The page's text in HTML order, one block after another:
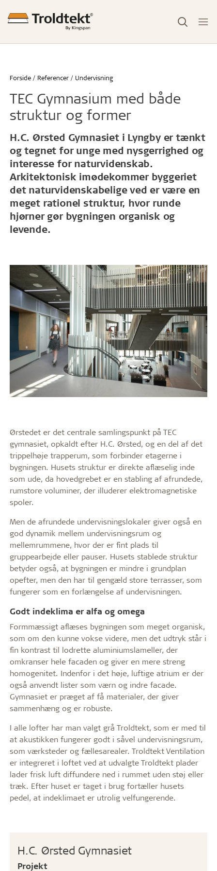
Forside Referencer Undervisning
TEC Gymnasium med både
struktur og former
H.C. Ørsted Gymnasiet i Lyngby er tænkt
og tegnet for unge med nysgerrighed og
interesse for naturvidenskab.
Arkitektonisk imødekommer byggeriet
det naturvidenskabelige ved er være en
meget rationel struktur, hvor runde
hjørner gør bygningen organisk og
levende.
H.C. Ørsted Gymnasiet
Projekt
Ørstedet er det centrale samlingspunkt på TEC
gymnasiet, opkaldt efter H.C. Ørsted, og en del af det
trippelhøje trapperum, som forbinder etagerne i
bygningen. Husets struktur er direkte aflæselig inde
som ude, da hovedgrebet er en stabling af afrundede,
rumstore voluminer, der illuderer elektromagnetiske
spoler.
Men de afrundede undervisningslokaler giver også en
god dynamik mellem undervisningsrum og
mellemrummene, hvor der er fint plads til
gruppearbejde eller pauser. Husets stablede struktur
betyder også, at bygningen er mindre i grundplan
opefter, men den har til gengæld store terrasser, som
fungerer som en forlængelse af undervisningen.
Godt indeklima er alfa og omega
Formmæssigt aflæses bygningen som meget organisk,
som om den kunne vokse videre, men det udtryk står i
fin kontrast til lodrette aluminiumslameller, der
omkranser hele facaden og giver en mere streng
homogenitet. Indenfor i det høje, luftige atrium er der
også anvendt lister som værn og indre facade.
Gymnasiet er præget af få materialer, der giver
sammenhæng og er robuste.
I alle lofter har man valgt grå Troldtekt, som er med til
at akustikken fungerer godt i såvel undervisningsrum,
som værksteder og fællesarealer. Troldtekt Ventilation
er integreret i loftet ved at udvalgte Troldtekt plader
lader frisk luft diffundere ned i rummet uden støj eller
træk. Efter huset er taget i brug fortæller husets
pedel, at indeklimaet er utrolig velfungerende.